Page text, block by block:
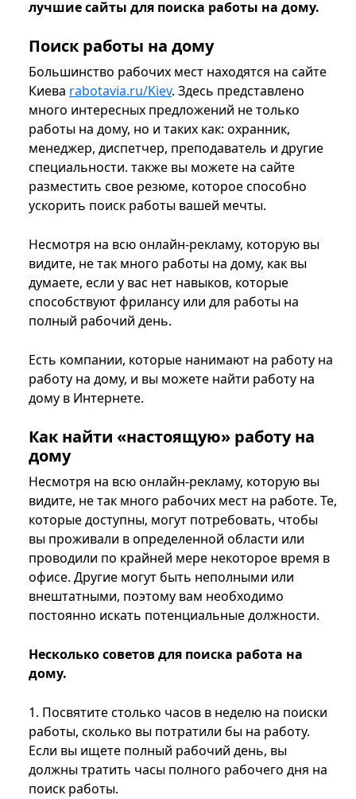
лучшие сайты для поиска работы на дому.
Поиск работы на дому
Большинство рабочих мест находятся на сайте
Киева rabotavia.ru/Kiev. Здесь представлено
много интересных предложений не только
работы на дому, но и таких как: охранник,
менеджер, диспетчер, преподаватель и другие
специальности. также вы можете на сайте
разместить свое резюме, которое способно
ускорить поиск работы вашей мечты.
Несмотря на всю онлайн-рекламу, которую вы
видите, не так много работы на дому, как вы
думаете, если у вас нет навыков, которые
способствуют фрилансу или для работы на
полный рабочий день.
Есть компании, которые нанимают на работу на
работу на дому, и вы можете найти работу на
дому в Интернете.
Как найти «настоящую» работу на
дому
Несмотря на всю онлайн-рекламу, которую вы
видите, не так много рабочих мест на работе. Те,
которые доступны, могут потребовать, чтобы
вы проживали в определенной области или
проводили по крайней мере некоторое время в
офисе. Другие могут быть неполными или
внештатными, поэтому вам необходимо
постоянно искать потенциальные должности.
Несколько советов для поиска работа на
дому.
1. Посвятите столько часов в неделю на поиски
работы, сколько вы потратили бы на работу.
Если вы ищете полный рабочий день, вы
должны тратить часы полного рабочего дня на
поиск работы.